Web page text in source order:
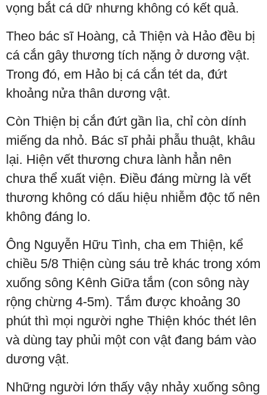
vọng bắt cá dữ nhưng không có kết quả.
Theo bác sĩ Hoàng, cả Thiện và Hảo đều bị
cá cắn gây thương tích nặng ở dương vật.
Trong đó, em Hảo bị cá cắn tét da, đứt
khoảng nửa thân dương vật.
Còn Thiện bị cắn đứt gần lìa, chỉ còn dính
miếng da nhỏ. Bác sĩ phải phẫu thuật, khâu
lại. Hiện vết thương chưa lành hẳn nên
chưa thể xuất viện. Điều đáng mừng là vết
thương không có dấu hiệu nhiễm độc tố nên
không đáng lo.
Ông Nguyễn Hữu Tình, cha em Thiện, kể
chiều 5/8 Thiện cùng sáu trẻ khác trong xóm
xuống sông Kênh Giữa tắm (con sông này
rộng chừng 4-5m). Tắm được khoảng 30
phút thì mọi người nghe Thiện khóc thét lên
và dùng tay phủi một con vật đang bám vào
dương vật.
Những người lớn thấy vậy nhảy xuống sông